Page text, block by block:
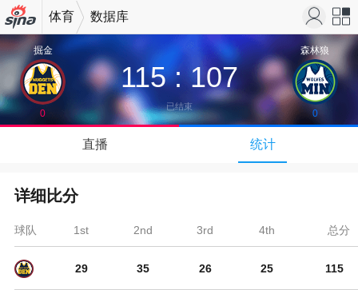
机新浪 站导
航
体育 数据库
掘金
0
森林狼
0
115 : 107
已结束
直播 统计
详细比分
球队 1st
29
2nd
35
3rd
26
4th
25
总分
115